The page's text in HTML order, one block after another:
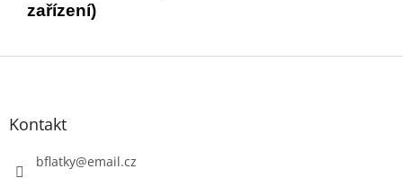
zařízení)
Z
Kontakt
bflatky@email.cz